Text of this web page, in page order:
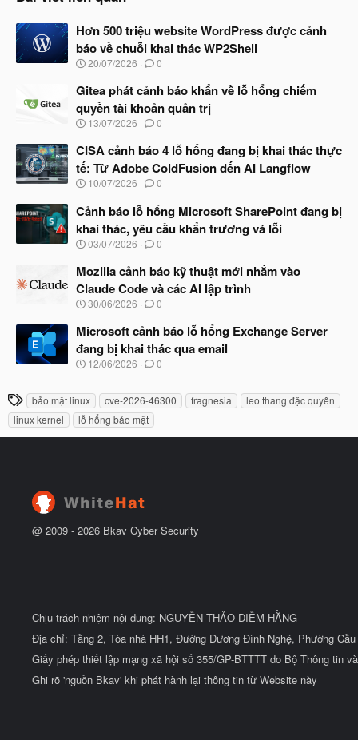
Hơn 500 triệu website WordPress được cảnh
báo về chuỗi khai thác WP2Shell
N
à
b
ắ
đ
ầ
u
20/07/2026 0
Gitea phát cảnh báo khẩn về lỗ hổng chiếm
quyền tài khoản quản trị
N
à
b
ắ
đ
ầ
u
13/07/2026 0
CISA cảnh báo 4 lỗ hổng đang bị khai thác thực
tế: Từ Adobe ColdFusion đến AI Langflow
N
à
y
b
ắ
đ
ầ
u
10/07/2026 0
Cảnh báo lỗ hổng Microsoft SharePoint đang bị
khai thác, yêu cầu khẩn trương vá lỗi
N
à
b
ắ
đ
ầ
u
03/07/2026 0
Mozilla cảnh báo kỹ thuật mới nhắm vào
Claude Code và các AI lập trình
N
à
b
ắ
đ
ầ
u
30/06/2026 0
Microsoft cảnh báo lỗ hổng Exchange Server
đang bị khai thác qua email
N
y
b
ắ
t
12/06/2026 0
T
h
ẻ
bảo mật linux cve-2026-46300 fragnesia
leo thang đặc quyền
linux kernel
lỗ hổng bảo mật
@ 2009 - 2026 Bkav Cyber Security
Chịu trách nhiệm nội dung: NGUYỄN THẢO DIỄM HẰNG
Địa chỉ: Tầng 2, Tòa nhà HH1, Đường Dương Đình Nghệ, Phường
Giấy phép thiết lập mạng xã hội số 355/GP-BTTTT do Bộ Thông tin
Ghi rõ 'nguồn Bkav' khi phát hành lại thông tin từ Website này